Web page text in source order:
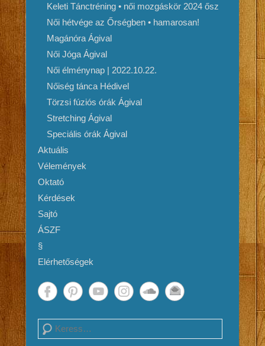
Keleti Tánctréning • női mozgáskör 2024 ősz
Női hétvége az Őrségben • hamarosan!
Magánóra Ágival
Női Jóga Ágival
Női élménynap | 2022.10.22.
Nőiség tánca Hédivel
Törzsi fúziós órák Ágival
Stretching Ágival
Speciális órák Ágival
Aktuális
Vélemények
Oktató
Kérdések
Sajtó
ÁSZF
§
Elérhetőségek
Search